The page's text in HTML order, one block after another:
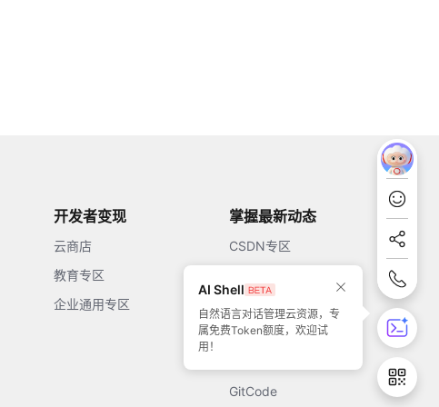
开发者变现
云商店
教育专区
企业通用专区
掌握最新动态
CSDN专区
51CTO
GitCode
AI Shell
自然语言对话管理云资源，专
属免费Token额度，欢迎试
用！